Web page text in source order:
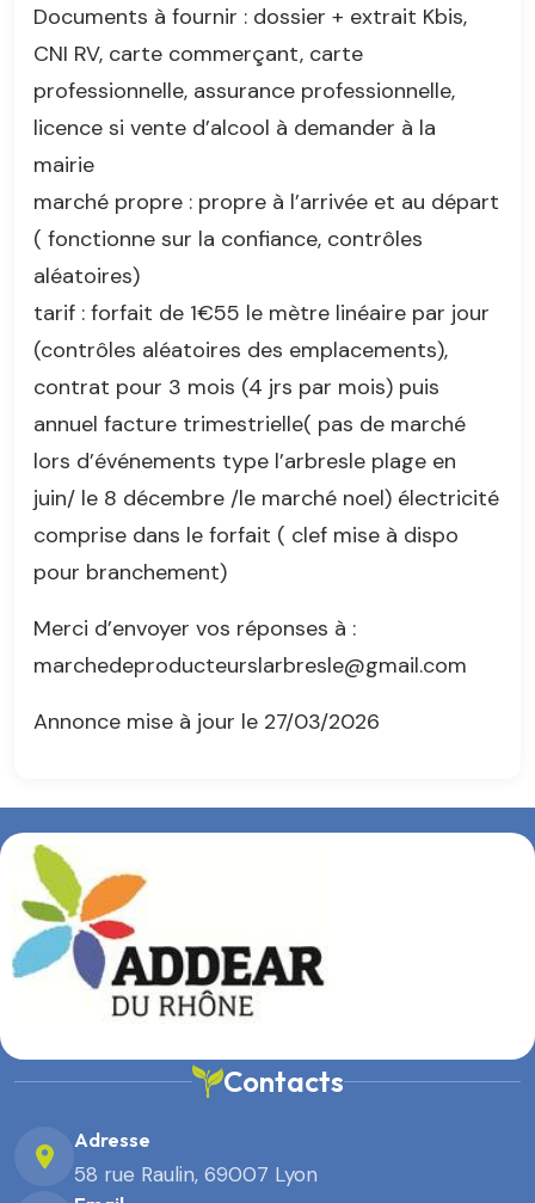
Documents à fournir : dossier + extrait Kbis,
CNI RV, carte commerçant, carte
professionnelle, assurance professionnelle,
licence si vente d’alcool à demander à la
mairie
marché propre : propre à l’arrivée et au départ
( fonctionne sur la confiance, contrôles
aléatoires)
tarif : forfait de 1€55 le mètre linéaire par jour
(contrôles aléatoires des emplacements),
contrat pour 3 mois (4 jrs par mois) puis
annuel facture trimestrielle( pas de marché
lors d’événements type l’arbresle plage en
juin/ le 8 décembre /le marché noel) électricité
comprise dans le forfait ( clef mise à dispo
pour branchement)
Merci d’envoyer vos réponses à :
marchedeproducteurslarbresle@gmail.com
Annonce mise à jour le 27/03/2026
Contacts
Adresse
58 rue Raulin, 69007 Lyon